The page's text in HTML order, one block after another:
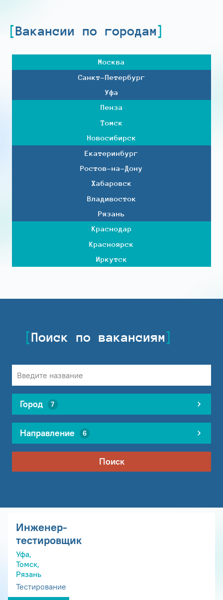
Вакансии по городам
Москва
Санкт-Петербург
Уфа
Пенза
Томск
Новосибирск
Екатеринбург
Ростов-на-Дону
Хабаровск
Владивосток
Рязань
Краснодар
Красноярск
Иркутск
Поиск по вакансиям
Город 7
Направление 6
Поиск
Инженер-
тестировщик
Уфа,
Томск,
Рязань
Тестирование